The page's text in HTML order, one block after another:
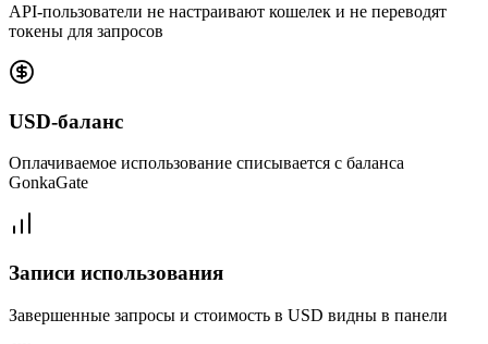
API-пользователи не настраивают кошелек и не переводят
токены для запросов
USD-баланс
Оплачиваемое использование списывается с баланса
GonkaGate
Записи использования
Завершенные запросы и стоимость в USD видны в панели